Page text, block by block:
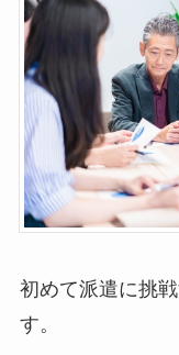
初めて派遣に挑
す。